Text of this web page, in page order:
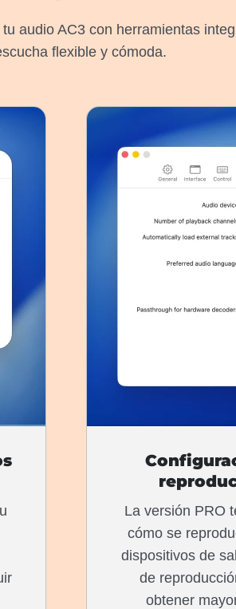
audio AC3 con herramientas
flexible y cómoda.
La versión PRO
cómo se
dispositivos de
de
obtener